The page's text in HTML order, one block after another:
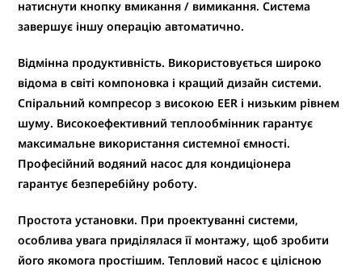
натиснути кнопку вмикання / вимикання. Система
завершує іншу операцію автоматично.
Відмінна продуктивність. Використовується широко
відома в світі компоновка і кращий дизайн системи.
Спіральний компресор з високою EER і низьким рівнем
шуму. Високоефективний теплообмінник гарантує
максимальне використання системної ємності.
Професійний водяний насос для кондиціонера
гарантує безперебійну роботу.
Простота установки. При проектуванні системи,
особлива увага приділялася її монтажу, щоб зробити
його якомога простішим. Тепловий насос є цілісною